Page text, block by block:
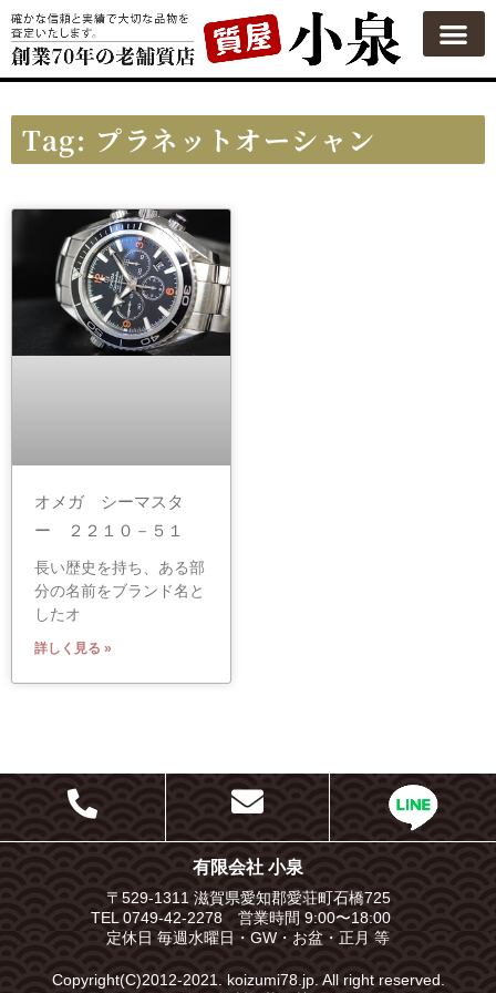
Tag: プラネットオーシャン
オメガ シーマスタ
ー ２２１０－５１
長い歴史を持ち、ある部
分の名前をブランド名と
したオ
詳しく見る »
有限会社 小泉
〒529-1311 滋賀県愛知郡愛荘町石橋725
TEL 0749-42-2278 営業時間 9:00〜18:00
定休日 毎週水曜日・GW・お盆・正月 等
Copyright(C)2012-2021. koizumi78.jp. All right reserved.